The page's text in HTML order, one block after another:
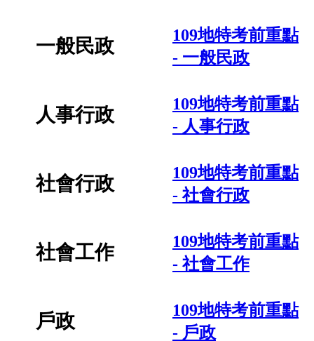
一般民政
109地特考前重點
- 一般民政
人事行政
109地特考前重點
- 人事行政
社會行政
109地特考前重點
- 社會行政
社會工作
109地特考前重點
- 社會工作
戶政
109地特考前重點
- 戶政